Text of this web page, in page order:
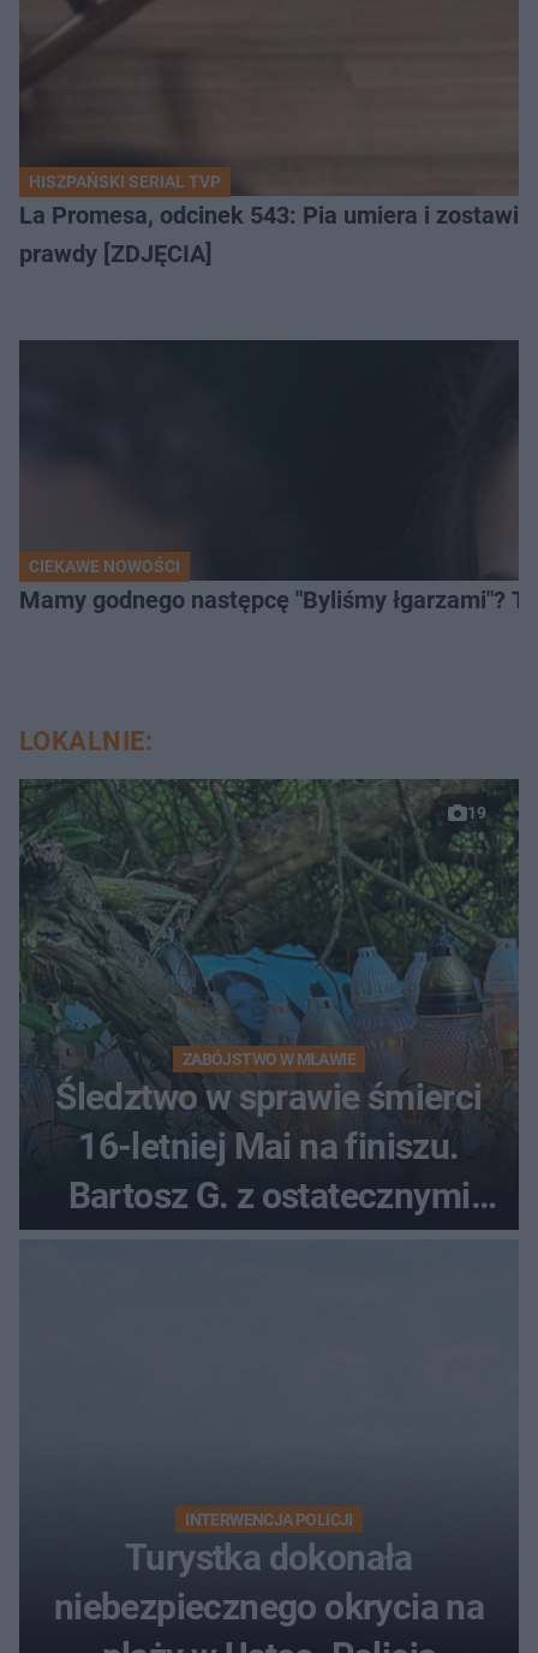
HISZPAŃSKI SERIAL TVP
La Promesa, odcinek 543: Pia umiera i
prawdy [ZDJĘCIA]
CIEKAWE NOWOŚCI
Mamy godnego następcę "Byliśmy łgarzami"?
LOKALNIE:
19
ZABÓJSTWO W MŁAWIE
Śledztwo w sprawie śmierci
16-letniej Mai na finiszu.
Bartosz G. z ostatecznymi
INTERWENCJA POLICJI
Turystka dokonała
niebezpiecznego okrycia na